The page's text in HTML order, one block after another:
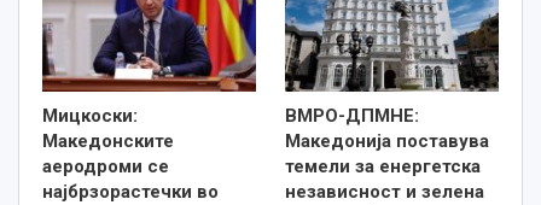
Мицкоски:
Македонските
аеродроми се
најбрзорастечки во
ВМРО-ДПМНЕ:
Македонија поставува
темели за енергетска
независност и зелена